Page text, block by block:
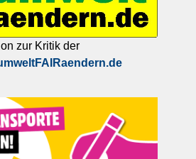
zur Kritik der